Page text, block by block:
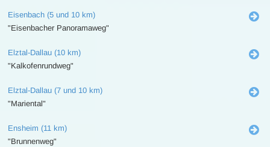
Eisenbach (5 und 10 km)
"Eisenbacher Panoramaweg"
Elztal-Dallau (10 km)
"Kalkofenrundweg"
Elztal-Dallau (7 und 10 km)
"Mariental"
Ensheim (11 km)
"Brunnenweg"